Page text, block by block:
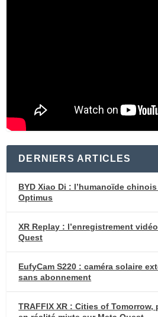
DERNIERS ARTICLES
BYD Xiao Di : l’humanoïde
Optimus
XR Replay : l’enregistrement
Quest
EufyCam S220 : caméra solaire
sans abonnement
TRAFFIX XR : Cities of